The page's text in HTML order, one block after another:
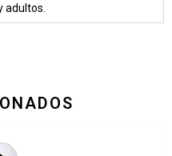
adultos.